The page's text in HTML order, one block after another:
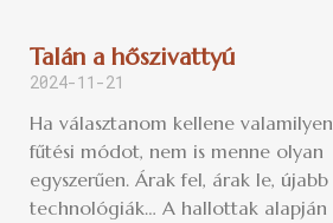
Talán a hőszivattyú
2024-11-21
Ha választanom kellene valamilyen
fűtési módot, nem is menne olyan
egyszerűen. Árak fel, árak le, újabb
technológiák… A hallottak alapján